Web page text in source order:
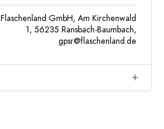
Flaschenland GmbH, Am Kirchenwald
1, 56235 Ransbach-Baumbach,
gpsr@flaschenland.de